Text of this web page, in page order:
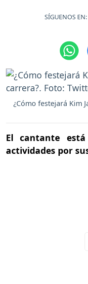
SÍGUENOS EN:
¿Cómo festejará Kim
El cantante
actividades por